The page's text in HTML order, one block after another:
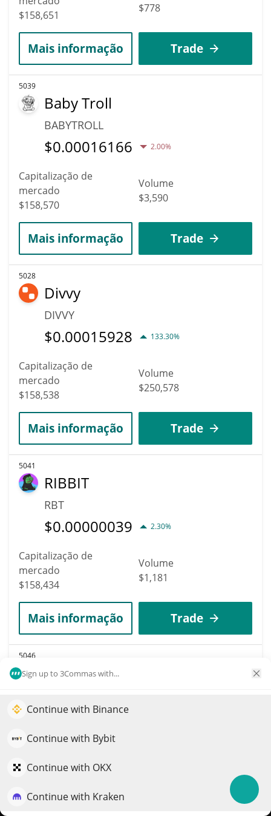
Sign up to 3Commas with...
Continue with Binance
Continue with Bybit
Continue with OKX
Continue with Kraken
$158,651
$778
Mais informação Trade
5039
Baby Troll
BABYTROLL
$0.00016166 2.00%
Capitalização de
mercado
$158,570
Volume
$3,590
Mais informação Trade
5028
Divvy
DIVVY
$0.00015928 133.30%
Capitalização de
mercado
$158,538
Volume
$250,578
Mais informação Trade
5041
RIBBIT
RBT
$0.00000039 2.30%
Capitalização de
mercado
$158,434
Volume
$1,181
Mais informação Trade
5046
Nitefeeder
$0 8.90%
Capitalização de
$158,222
Impulsione o crescimento do seu portfólio com IA
QuantPilot é uma plataforma completa de estratégias onde
estratégias e conduzem pesquisas de mercado
Experimente grátis